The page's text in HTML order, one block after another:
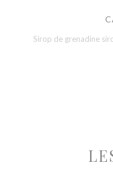
Sirop de grenadine